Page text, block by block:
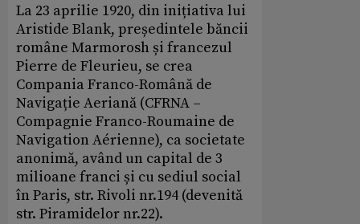
La 23 aprilie 1920, din inițiativa lui
Aristide Blank, președintele băncii
române Marmorosh și francezul
Pierre de Fleurieu, se crea
Compania Franco-Română de
Navigație Aeriană (CFRNA –
Compagnie Franco-Roumaine de
Navigation Aérienne), ca societate
anonimă, având un capital de 3
milioane franci și cu sediul social
în Paris, str. Rivoli nr.194 (devenită
str. Piramidelor nr.22).